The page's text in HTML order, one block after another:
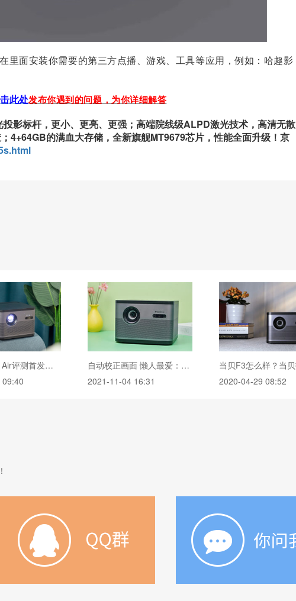
里面安装你需要的第三方点播、游戏、工具等应用，例如： 哈趣影
此处发布你遇到的问题，为你详细解答
影标杆，更小、更亮、更强；高端院线级ALPD激光技术，高清无散
4+64GB的满血大存储，全新旗舰MT9679芯片，性能全面升级！京
当贝投影F3 Air评测首发：次时代游戏投影 居家好帮手
自动校正画面 懒人最爱：当贝投影NEW F3评测
2021-11-04 16:31
2020-04-29 08:52